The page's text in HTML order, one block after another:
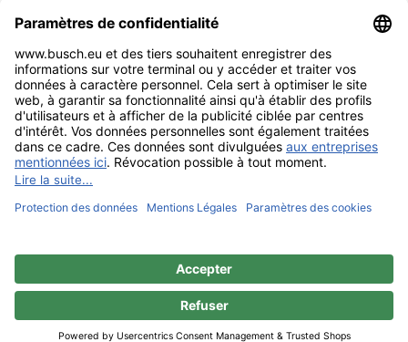
Mentions légales
Unterkaltenbach 17-27 | D - 51766
mail@busch.eu